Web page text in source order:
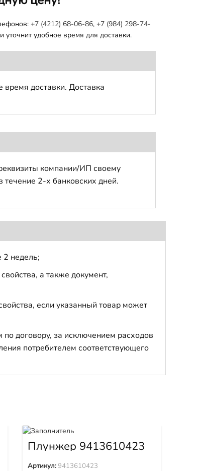
+7 (4212) 68-06-86, +7 (984) 298-74-
удобное время для доставки.
доставки. Доставка
компании/ИП своему
2-х банковских дней.
2 недель;
а также документ,
если указанный товар может
договору, за исключением расходов
потребителем соответствующего
Плунжер 9413610423
Артикул:9413610423